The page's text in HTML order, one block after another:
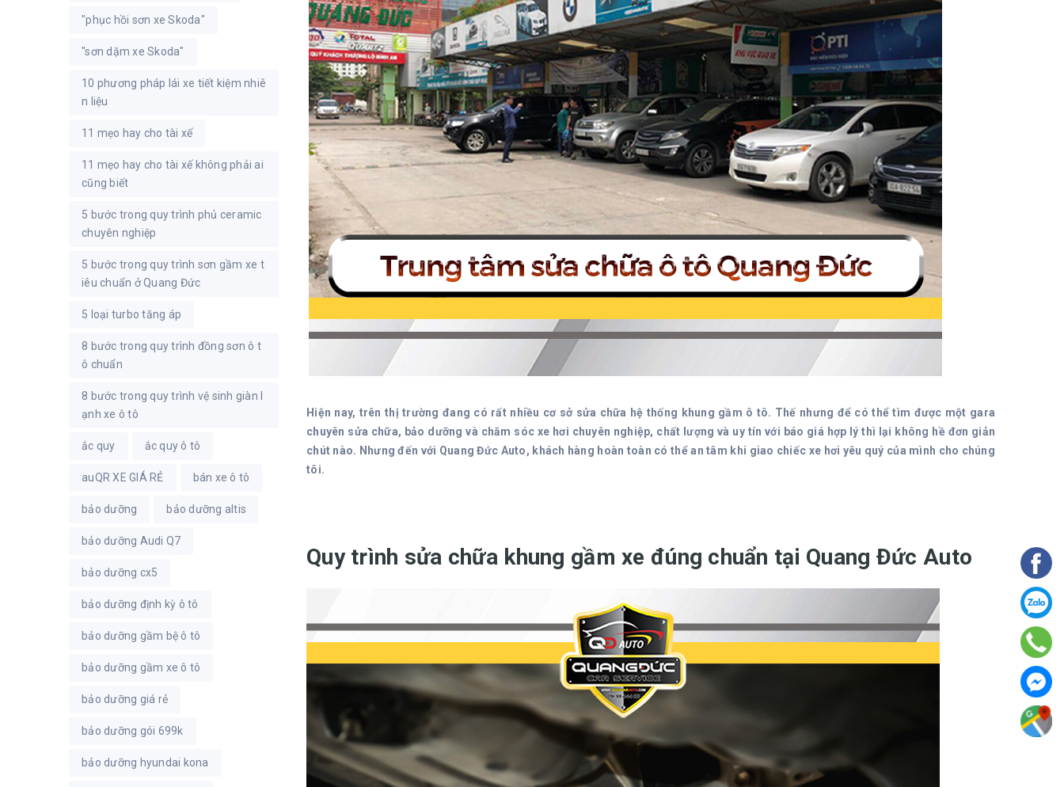
Hiện nay, trên thị trường đang có rất nhiều cơ sở sửa chữa hệ thống khung gầm ô tô. Thế nhưng để có thể tìm được một gara
chuyên sửa chữa, bảo dưỡng và chăm sóc xe hơi chuyên nghiệp, chất lượng và uy tín với báo giá hợp lý thì lại không hề đơn giản
chút nào. Nhưng đến với Quang Đức Auto, khách hàng hoàn toàn có thể an tâm khi giao chiếc xe hơi yêu quý của mình cho chúng
tôi.
Quy trình sửa chữa khung gầm xe đúng chuẩn tại Quang Đức Auto
"phục hồi sơn xe Skoda"
"sơn dặm xe Skoda"
10 phương pháp lái xe tiết kiệm nhiê
n liệu
11 mẹo hay cho tài xế
11 mẹo hay cho tài xế không phải ai
cũng biết
5 bước trong quy trình phủ ceramic
chuyên nghiệp
5 bước trong quy trình sơn gầm xe t
iêu chuẩn ở Quang Đức
5 loại turbo tăng áp
8 bước trong quy trình đồng sơn ô t
ô chuẩn
8 bước trong quy trình vệ sinh giàn l
ạnh xe ô tô
ắc quy ắc quy ô tô
auQR XE GIÁ RẺ bán xe ô tô
bảo dưỡng bảo dưỡng altis
bảo dưỡng Audi Q7
bảo dưỡng cx5
bảo dưỡng định kỳ ô tô
bảo dưỡng gầm bệ ô tô
bảo dưỡng gầm xe ô tô
bảo dưỡng giá rẻ
bảo dưỡng gói 699k
bảo dưỡng hyundai kona